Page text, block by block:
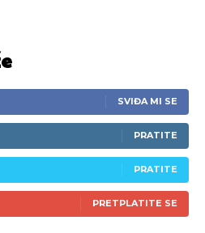
SVIĐA MI SE
PRATITE
PRATITE
PRETPLATITE SE